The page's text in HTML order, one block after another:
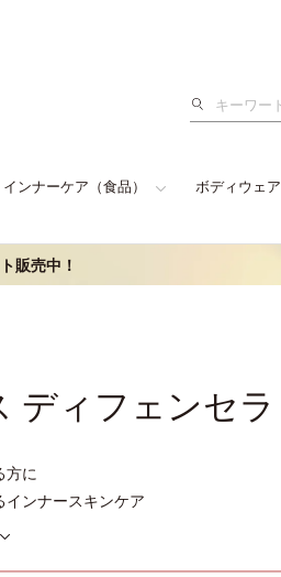
検
インナーケア（食品） ボディウェア
販売中！
ディフェンセラ
方に
インナースキンケア